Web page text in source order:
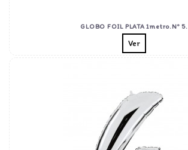
GLOBO FOIL PLATA 1metro.Nº 5.
Ver